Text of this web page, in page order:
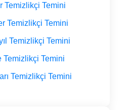
Temizlikçi Temini
Temizlikçi Temini
Temizlikçi Temini
Temizlikçi Temini
Temizlikçi Temini